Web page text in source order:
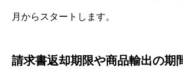
月からスタートします。
請求書返却期限や商品輸出の期